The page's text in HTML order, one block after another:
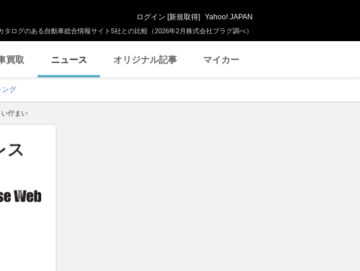
タログのある自動車総合情報サイト5社との比較（2026年2月株式会社プラグ調べ）
ログイン [新規取得] Yahoo! JAPAN
買取 ニュース オリジナル記事 マイカー
ング
佇まい
ス